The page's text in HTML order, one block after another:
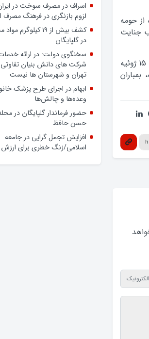
حومه
جنایت‌
گزارش مربوط به ارتکاب جنایات جنگی در سوریه، به بازه زمانی 15 مه تا 15 ژوئیه
اسراف در مصرف سوخت در
لزوم بازنگری در فرهنگ مصرف
کشف بیش از ۱۹ کیلوگرم
در گلپایگان
سخنگوی دولت: در ارائه
شرکت های دانش بنیان
تهران و شهرستان ها نیست
ابهام در اجرای طرح پزشک
وعده‌ها و چالش‌ها
حضور فرماندار گلپایگان در
حسن حافظ
افزایش تجمل گرایی در جامعه
اسلامی/زنگ خطری برای ارزش